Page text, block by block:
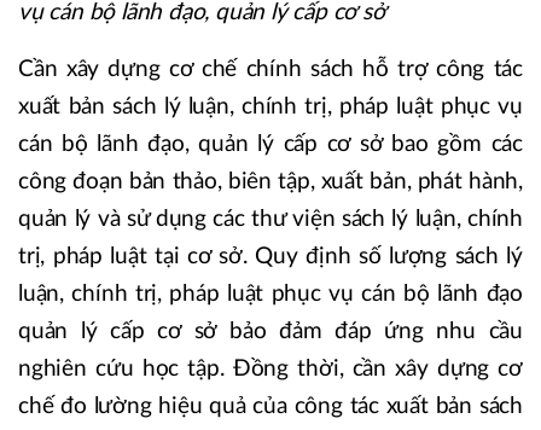
vụ cán bộ lãnh đạo, quản lý cấp cơ sở
Cần xây dựng cơ chế chính sách hỗ trợ công tác
xuất bản sách lý luận, chính trị, pháp luật phục vụ
cán bộ lãnh đạo, quản lý cấp cơ sở bao gồm các
công đoạn bản thảo, biên tập, xuất bản, phát hành,
quản lý và sử dụng các thư viện sách lý luận, chính
trị, pháp luật tại cơ sở. Quy định số lượng sách lý
luận, chính trị, pháp luật phục vụ cán bộ lãnh đạo
quản lý cấp cơ sở bảo đảm đáp ứng nhu cầu
nghiên cứu học tập. Đồng thời, cần xây dựng cơ
chế đo lường hiệu quả của công tác xuất bản sách